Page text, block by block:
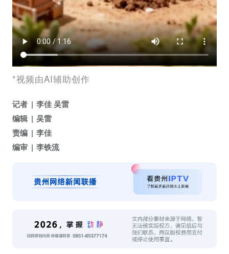
*视频由AI辅助创作
记者
李佳 吴雷
编辑
吴雷
责编
李佳
编审
李铁流